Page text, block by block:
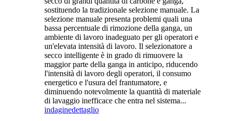
sostituendo la tradizionale selezione manuale. La
selezione manuale presenta problemi quali una
bassa percentuale di rimozione della ganga, un
ambiente di lavoro inadeguato per gli operatori e
un'elevata intensità di lavoro. Il selezionatore a
secco intelligente è in grado di rimuovere la
maggior parte della ganga in anticipo, riducendo
l'intensità di lavoro degli operatori, il consumo
energetico e l'usura del frantumatore, e
diminuendo notevolmente la quantità di materiale
di lavaggio inefficace che entra nel sistema...
indaginedettaglio